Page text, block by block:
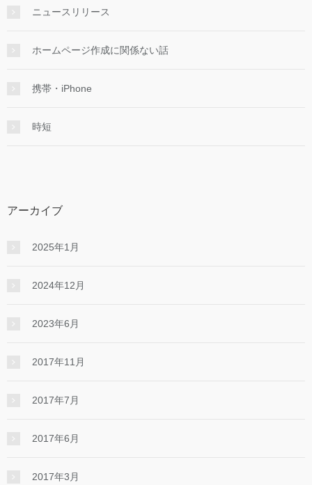
ニュースリリース
ホームページ作成に関係ない話
携帯・iPhone
時短
アーカイブ
2025年1月
2024年12月
2023年6月
2017年11月
2017年7月
2017年6月
2017年3月